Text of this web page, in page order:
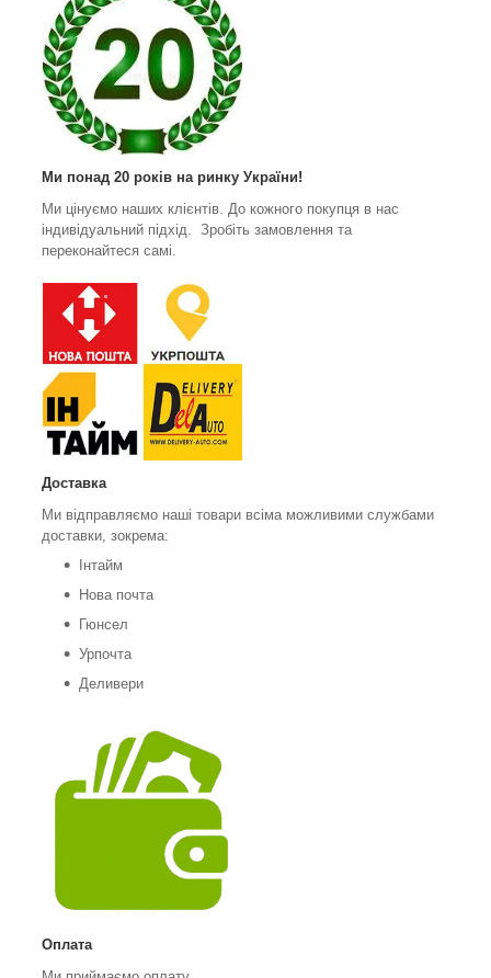
Ми понад 20 років на ринку України!
Ми цінуємо наших клієнтів. До кожного покупця в нас
індивідуальний підхід. Зробіть замовлення та
переконайтеся самі.
Доставка
Ми відправляємо наші товари всіма можливими службами
доставки, зокрема:
Інтайм
Нова почта
Гюнсел
Урпочта
Деливери
Оплата